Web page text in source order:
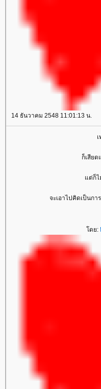
14 ธันวาคม 2548 11:01:13 น.
ก็เสีย
ต่ก็ไ
จะเอาไปคิดเป็นกา
ดย: